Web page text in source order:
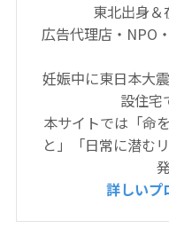
東北出身＆
広告代理店・NPO
妊娠中に東日本大
設住宅
本サイトでは「命
と」「日常に潜む
詳しいプ